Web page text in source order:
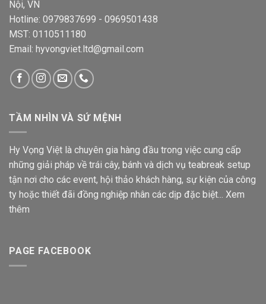
Nội, VN
Hotline: 0979837699 - 0969501438
MST: 0110511180
Email: hyvongviet.ltd@gmail.com
TẦM NHÌN VÀ SỨ MỆNH
Hy Vọng Việt là chuyên gia hàng đầu trong việc cung cấp
những giải pháp về trái cây, bánh và dịch vụ teabreak setup
tận nơi cho các event, hội thảo khách hàng, sự kiện của công
ty hoặc thiết đãi đồng nghiệp nhân các dịp đặc biệt... Xem
thêm
PAGE FACEBOOK